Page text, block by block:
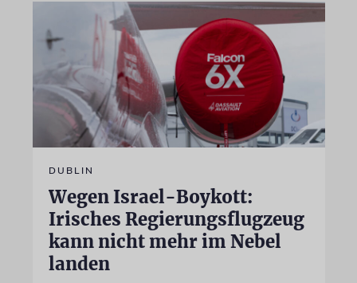
DUBLIN
Wegen Israel-Boykott:
Irisches Regierungsflugzeug
kann nicht mehr im Nebel
landen